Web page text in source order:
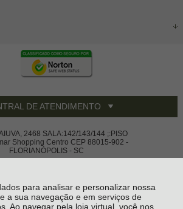
para analisar e personalizar nossa
a sua navegação e em serviços de
Ao navegar pela loja virtual, você nos
DE ATENDIMENTO
2468 SALA:142/143/144 ;:PISO
Shopping Centro CEP 88015-902 -
FLORIANÓPOLIS - SC
Vivace House Ware -